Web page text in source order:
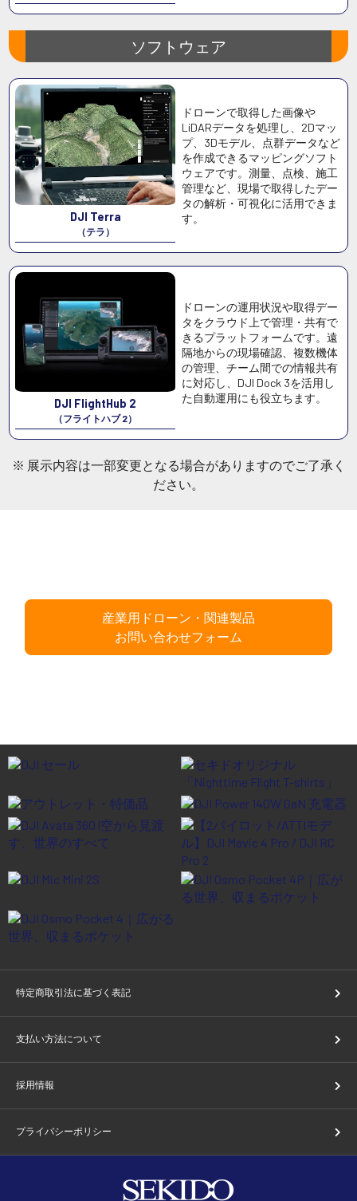
ソフトウェア
DJI Terra
（テラ）
ドローンで取得した画像や
LiDARデータを処理し、2Dマッ
プ、3Dモデル、点群データなど
を作成できるマッピングソフト
ウェアです。測量、点検、施工
管理など、現場で取得したデー
タの解析・可視化に活用できま
す。
DJI FlightHub 2
（フライトハブ 2）
ドローンの運用状況や取得デー
タをクラウド上で管理・共有で
きるプラットフォームです。遠
隔地からの現場確認、複数機体
の管理、チーム間での情報共有
に対応し、DJI Dock 3を活用し
た自動運用にも役立ちます。
※ 展示内容は一部変更となる場合がありますのでご了承く
ださい。
産業用ドローン・関連製品
お問い合わせフォーム
特定商取引法に基づく表記
支払い方法について
採用情報
プライバシーポリシー